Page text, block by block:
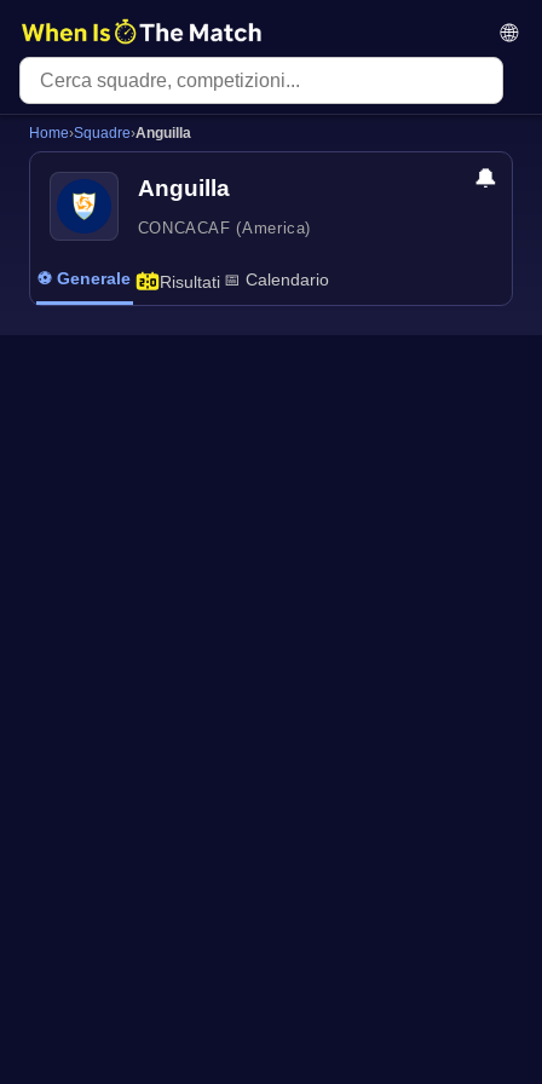
🌐
Home›Squadre›Anguilla
Anguilla
CONCACAF (America)
🔔
⚽ Generale Risultati 📅 Calendario